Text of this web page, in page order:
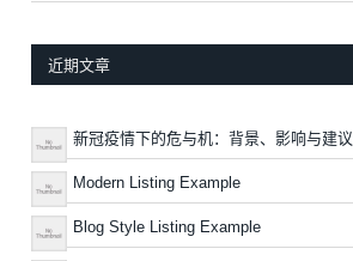
近期文章
新冠疫情下的危与机：背景、影响与建议
Modern Listing Example
Blog Style Listing Example